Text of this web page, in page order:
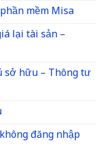
mềm Misa
lại tài sản –
sở hữu – Thông tư
đăng nhập